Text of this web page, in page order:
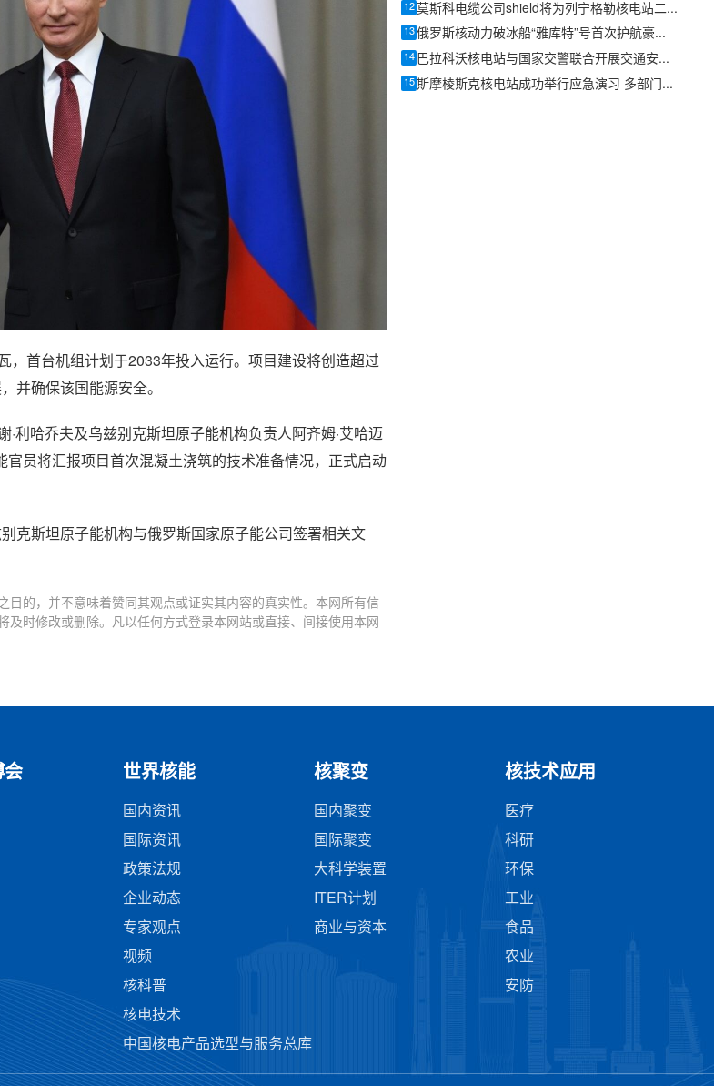
首台机组计划于2033年投入运行。项目建设将创造超过
并确保该国能源安全。
利哈乔夫及乌兹别克斯坦原子能机构负责人阿齐姆·艾哈迈
员将汇报项目首次混凝土浇筑的技术准备情况，正式启动
克斯坦原子能机构与俄罗斯国家原子能公司签署相关文
的，并不意味着赞同其观点或证实其内容的真实性。本网所有信
时修改或删除。凡以任何方式登录本网站或直接、间接使用本网
12 莫斯科电缆公司shield将为列宁格勒核电站二期3、4号机组供应4公里母线槽
13 俄罗斯核动力破冰船“雅库特”号首次护航豪华邮轮抵达弗兰格尔岛自然保护区
14 巴拉科沃核电站与国家交警联合开展交通安全专项检查
15 斯摩棱斯克核电站成功举行应急演习 多部门协同检验响应能力
会 世界核能
国内资讯
国际资讯
政策法规
企业动态
专家观点
视频
核科普
核电技术
中国核电产品选型与服务总库
核聚变
国内聚变
国际聚变
大科学装置
ITER计划
商业与资本
核技术应用
医疗
科研
环保
工业
食品
农业
安防